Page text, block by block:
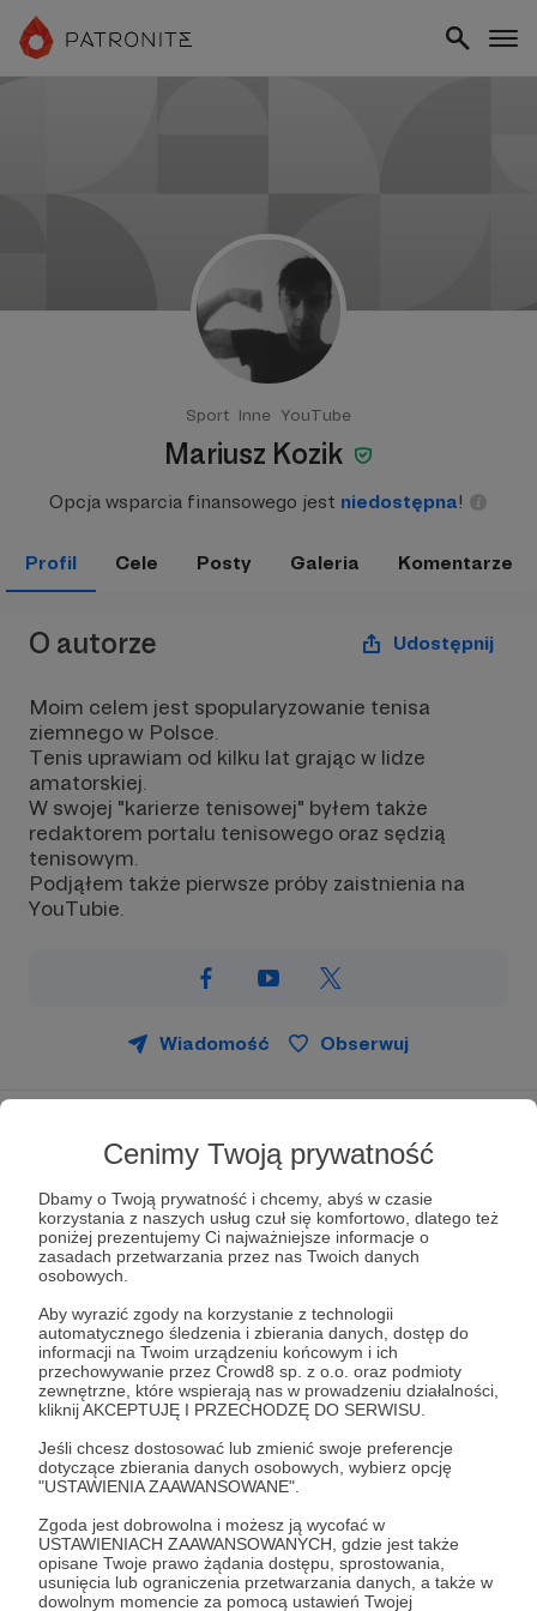
Cenimy Twoją prywatność
Dbamy o Twoją prywatność i chcemy, abyś w czasie
korzystania z naszych usług czuł się komfortowo, dlatego też
poniżej prezentujemy Ci najważniejsze informacje o
zasadach przetwarzania przez nas Twoich danych
osobowych.
Aby wyrazić zgody na korzystanie z technologii
automatycznego śledzenia i zbierania danych, dostęp do
informacji na Twoim urządzeniu końcowym i ich
przechowywanie przez Crowd8 sp. z o.o. oraz podmioty
zewnętrzne, które wspierają nas w prowadzeniu działalności,
kliknij AKCEPTUJĘ I PRZECHODZĘ DO SERWISU.
Jeśli chcesz dostosować lub zmienić swoje preferencje
dotyczące zbierania danych osobowych, wybierz opcję
"USTAWIENIA ZAAWANSOWANE".
Zgoda jest dobrowolna i możesz ją wycofać w
USTAWIENIACH ZAAWANSOWANYCH, gdzie jest także
opisane Twoje prawo żądania dostępu, sprostowania,
usunięcia lub ograniczenia przetwarzania danych, a także w
dowolnym momencie za pomocą ustawień Twojej
Sport Inne YouTube
Mariusz Kozik
Opcja wsparcia finansowego jest niedostępna!
Profil Cele Posty Galeria Komentarze
O autorze Udostępnij
Moim celem jest spopularyzowanie tenisa
ziemnego w Polsce.
Tenis uprawiam od kilku lat grając w lidze
amatorskiej.
W swojej "karierze tenisowej" byłem także
redaktorem portalu tenisowego oraz sędzią
tenisowym.
Podjąłem także pierwsze próby zaistnienia na
YouTubie.
Wiadomość Obserwuj
Oglądam tegoroczny Roland Garros. Druga
runda. Cilic - Hurkacz. Jestem pod wrażeniem gry
Polaka w tym spotkaniu. Jeszcze nie wiem, że za
kilka dni w Poznaniu będzie mi dane wywoływać
auty przy jego ponad dwustu kilometrowych
serwisach.
(ten granatowy z lewej to ja)
SPOILER 2
Pisanie na temat tenisa ziemnego oraz
relacjonowanie wydarzeń z tego sportu w serwisie
Tenisportal, analiza spotkań, drabinek
turniejowych, nawet próba nakręcenia filmu w
języku angielskim w serwisie YouTube, założenie
strony na facebooku poświęconej w całości
dyscyplinie, zwanej białym sportem, a w ostatnim